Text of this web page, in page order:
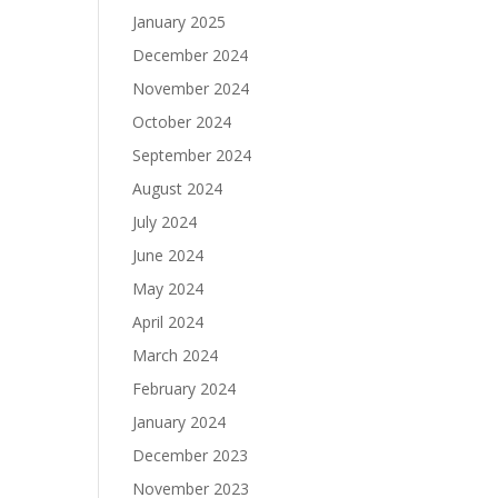
January 2025
December 2024
November 2024
October 2024
September 2024
August 2024
July 2024
June 2024
May 2024
April 2024
March 2024
February 2024
January 2024
December 2023
November 2023